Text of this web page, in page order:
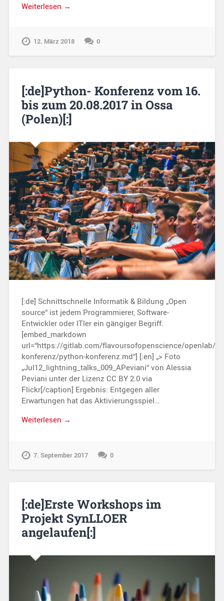
Weiterlesen →
12. März 2018 0
[:de]Python- Konferenz vom 16.
bis zum 20.08.2017 in Ossa
(Polen)[:]
[:de] Schnittschnelle Informatik & Bildung „Open
source“ ist jedem Programmierer, Software-
Entwickler oder ITler ein gängiger Begriff.
[embed_markdown
url=“https://gitlab.com/flavoursofopenscience/openlab/
konferenz/python-konferenz.md“] [:en] „> Foto
„Jul12_lightning_talks_009_APeviani“ von Alessia
Peviani unter der Lizenz CC BY 2.0 via
Flickr[/caption] Ergebnis: Entgegen aller
Erwartungen hat das Aktivierungsspiel…
Weiterlesen →
7. September 2017 0
[:de]Erste Workshops im
Projekt SynLLOER
angelaufen[:]